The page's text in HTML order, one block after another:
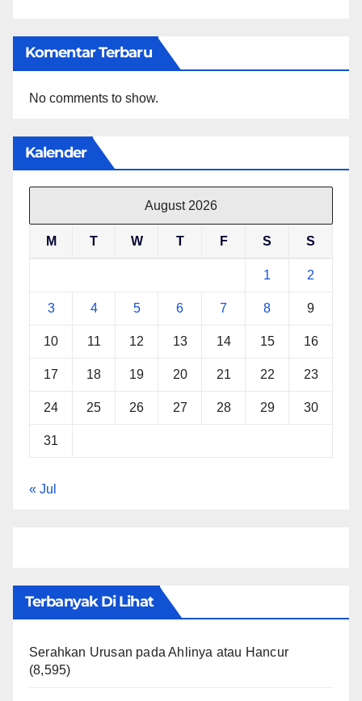
Komentar Terbaru
No comments to show.
Kalender
August 2026
M T W T F S S
1 2
3 4 5 6 7 8 9
10 11 12 13 14 15 16
17 18 19 20 21 22 23
24 25 26 27 28 29 30
31
« Jul
Terbanyak Di Lihat
Serahkan Urusan pada Ahlinya atau Hancur
(8,595)